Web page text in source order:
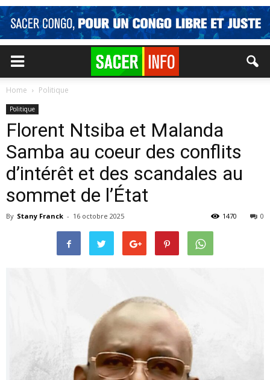
Home Politique
Politique
Florent Ntsiba et Malanda
Samba au coeur des conflits
d’intérêt et des scandales au
sommet de l’État
By Stany Franck - 16 octobre 2025 0
1470